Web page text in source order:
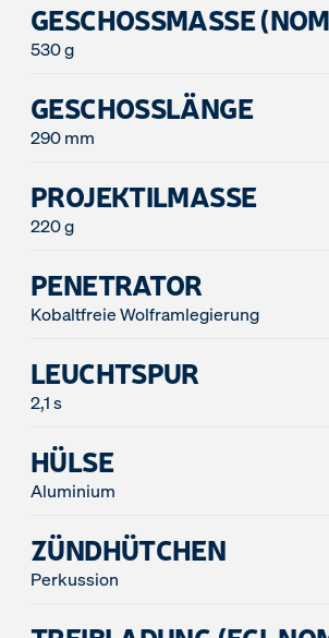
GESCHOSSMASSE
530 g
GESCHOSSLÄNGE
290 mm
PROJEKTILMASSE
220 g
PENETRATOR
Kobaltfreie Wolframlegierung
LEUCHTSPUR
2,1 s
HÜLSE
Aluminium
ZÜNDHÜTCHEN
Perkussion